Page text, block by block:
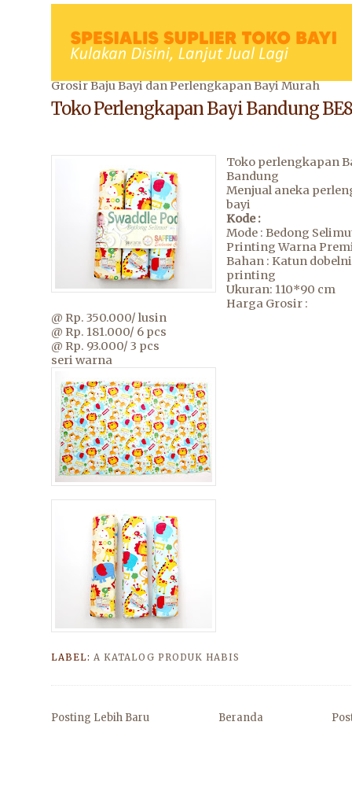
Grosir Baju Bayi dan Perlengkapan Bayi Murah
Toko Perlengkapan Bayi Bandung
Toko perlengkapan
Bandung
Menjual aneka
bayi
Kode :
Mode : Bedong
Printing Warna
Bahan : Katun
printing
Ukuran: 110*90 cm
Harga Grosir :
@ Rp. 350.000/ lusin
@ Rp. 181.000/ 6 pcs
@ Rp. 93.000/ 3 pcs
seri warna
LABEL: A KATALOG PRODUK HABIS
Posting Lebih Baru Beranda